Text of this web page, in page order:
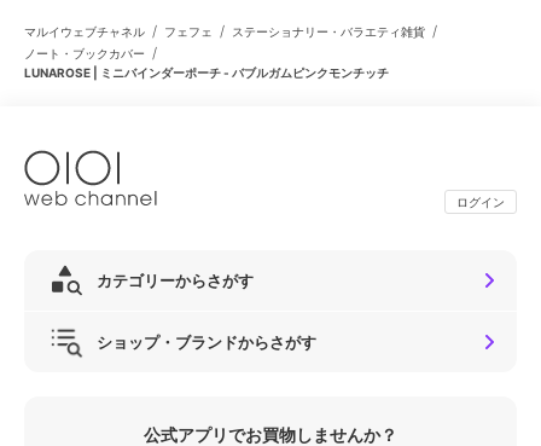
マルイウェブチャネル / フェフェ / ステーショナリー・バラエティ雑貨 /
ノート・ブックカバー /
LUNAROSE | ミニバインダーポーチ - バブルガムピンクモンチッチ
ログイン
カテゴリーからさがす
ショップ・ブランドからさがす
公式アプリでお買物しませんか？